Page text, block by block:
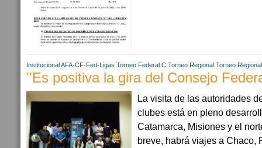
Institucional AFA-CF-Fed-Ligas Torneo Federal C Torneo Regional Torneo
''Es positiva la gira del Consejo
La visita de las autoridades
clubes está en pleno
Catamarca, Misiones y el
breve, habrá viajes a Chaco,